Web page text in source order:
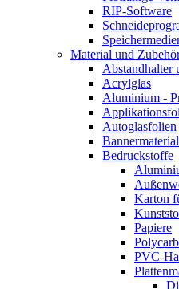
RIP-Software
Material und
Abstandhalter
Acrylglas
Aluminium -
Autoglasfolien
Bannermaterial
Bedruckstoffe
Karton
Papiere
PVC-